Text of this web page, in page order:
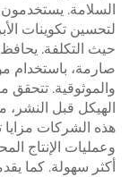
السلامة.
لتحسين تكوينات
حيث التكلفة.
صارمة، باستخدام
والموثوقية. تتحقق
الهيكل قبل
هذه الشركات
وعمليات الإنتاج
أكثر سهولة. كما